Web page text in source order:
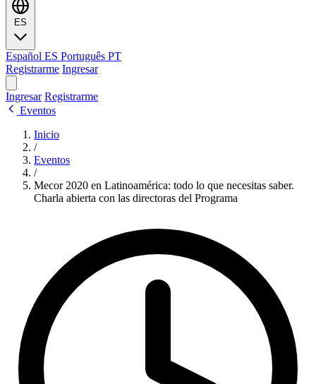
ES
Español ES Português PT
Registrarme Ingresar
Ingresar Registrarme
Eventos
Inicio
/
Eventos
/
Mecor 2020 en Latinoamérica: todo lo que necesitas saber.
Charla abierta con las directoras del Programa